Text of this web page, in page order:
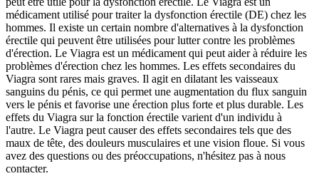
médicament utilisé pour traiter la dysfonction érectile (DE) chez les
hommes. Il existe un certain nombre d'alternatives à la dysfonction
érectile qui peuvent être utilisées pour lutter contre les problèmes
d'érection. Le Viagra est un médicament qui peut aider à réduire les
problèmes d'érection chez les hommes. Les effets secondaires du
Viagra sont rares mais graves. Il agit en dilatant les vaisseaux
sanguins du pénis, ce qui permet une augmentation du flux sanguin
vers le pénis et favorise une érection plus forte et plus durable. Les
effets du Viagra sur la fonction érectile varient d'un individu à
l'autre. Le Viagra peut causer des effets secondaires tels que des
maux de tête, des douleurs musculaires et une vision floue. Si vous
avez des questions ou des préoccupations, n'hésitez pas à nous
contacter.